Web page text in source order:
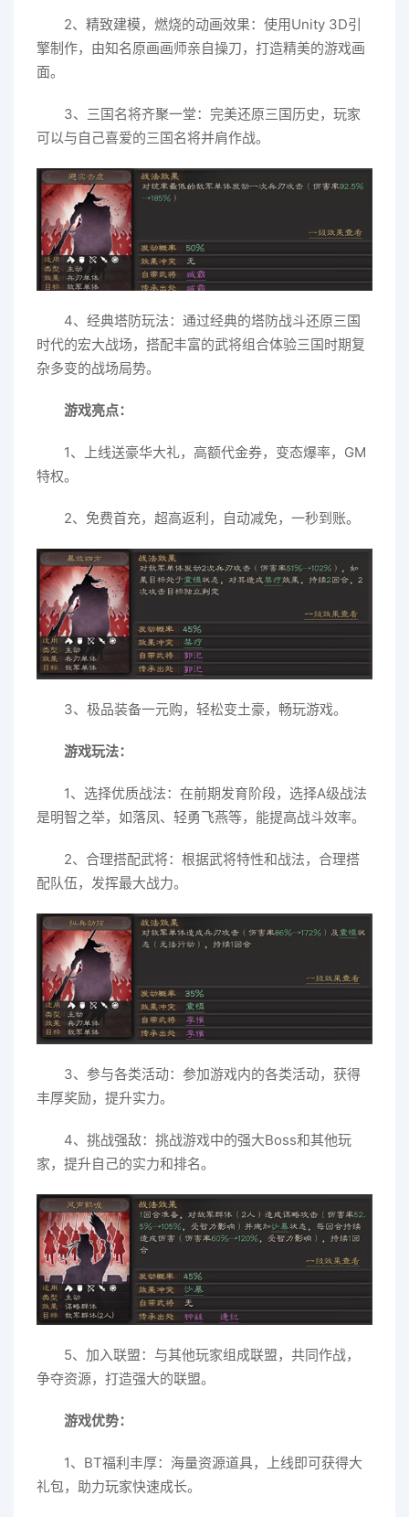
2、精致建模，燃烧的动画效果：使用Unity 3D引
擎制作，由知名原画画师亲自操刀，打造精美的游戏画
面。
3、三国名将齐聚一堂：完美还原三国历史，玩家
可以与自己喜爱的三国名将并肩作战。
4、经典塔防玩法：通过经典的塔防战斗还原三国
时代的宏大战场，搭配丰富的武将组合体验三国时期复
杂多变的战场局势。
游戏亮点：
1、上线送豪华大礼，高额代金券，变态爆率，GM
特权。
2、免费首充，超高返利，自动减免，一秒到账。
3、极品装备一元购，轻松变土豪，畅玩游戏。
游戏玩法：
1、选择优质战法：在前期发育阶段，选择A级战法
是明智之举，如落凤、轻勇飞燕等，能提高战斗效率。
2、合理搭配武将：根据武将特性和战法，合理搭
配队伍，发挥最大战力。
3、参与各类活动：参加游戏内的各类活动，获得
丰厚奖励，提升实力。
4、挑战强敌：挑战游戏中的强大Boss和其他玩
家，提升自己的实力和排名。
5、加入联盟：与其他玩家组成联盟，共同作战，
争夺资源，打造强大的联盟。
游戏优势：
1、BT福利丰厚：海量资源道具，上线即可获得大
礼包，助力玩家快速成长。